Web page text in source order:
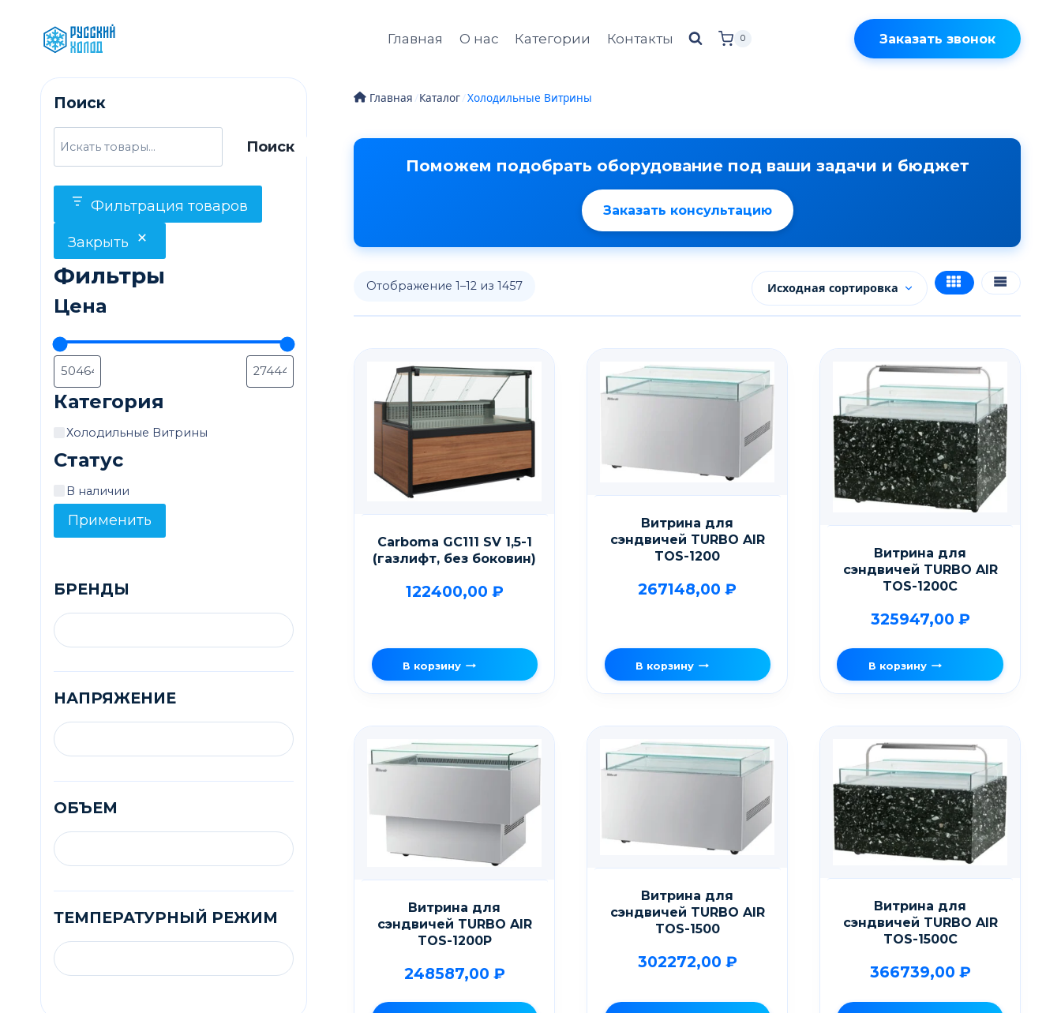
содержимому
Главная О нас Категории Контакты 0 Заказать звонок
Главная /Каталог/Холодильные Витрины
Поможем подобрать оборудование под ваши задачи и бюджет
Заказать консультацию
Отображение 1–12 из 1457
Carboma GC111 SV 1,5-1
(газлифт, без боковин)
122400,00 ₽
В корзину
Витрина для
сэндвичей TURBO AIR
TOS-1200
267148,00₽
В корзину
Витрина для
сэндвичей TURBO AIR
TOS-1200C
325947,00 ₽
В корзину
Витрина для
сэндвичей TURBO AIR
TOS-1200P
248587,00 ₽
Витрина для
сэндвичей TURBO AIR
TOS-1500
302272,00 ₽
Витрина для
сэндвичей TURBO AIR
TOS-1500C
366739,00 ₽
Поиск
Поиск
Фильтрация товаров
Закрыть
Фильтры
Цена
Категория
Категория
Холодильные Витрины
Статус
Доступность
В наличии
Применить
БРЕНДЫ
НАПРЯЖЕНИЕ
ОБЪЕМ
ТЕМПЕРАТУРНЫЙ РЕЖИМ